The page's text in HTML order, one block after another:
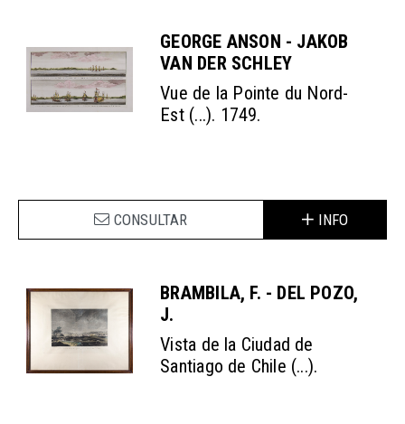
GEORGE ANSON - JAKOB
VAN DER SCHLEY
Vue de la Pointe du Nord-
Est (...). 1749.
CONSULTAR INFO
BRAMBILA, F. - DEL POZO,
J.
Vista de la Ciudad de
Santiago de Chile (...).